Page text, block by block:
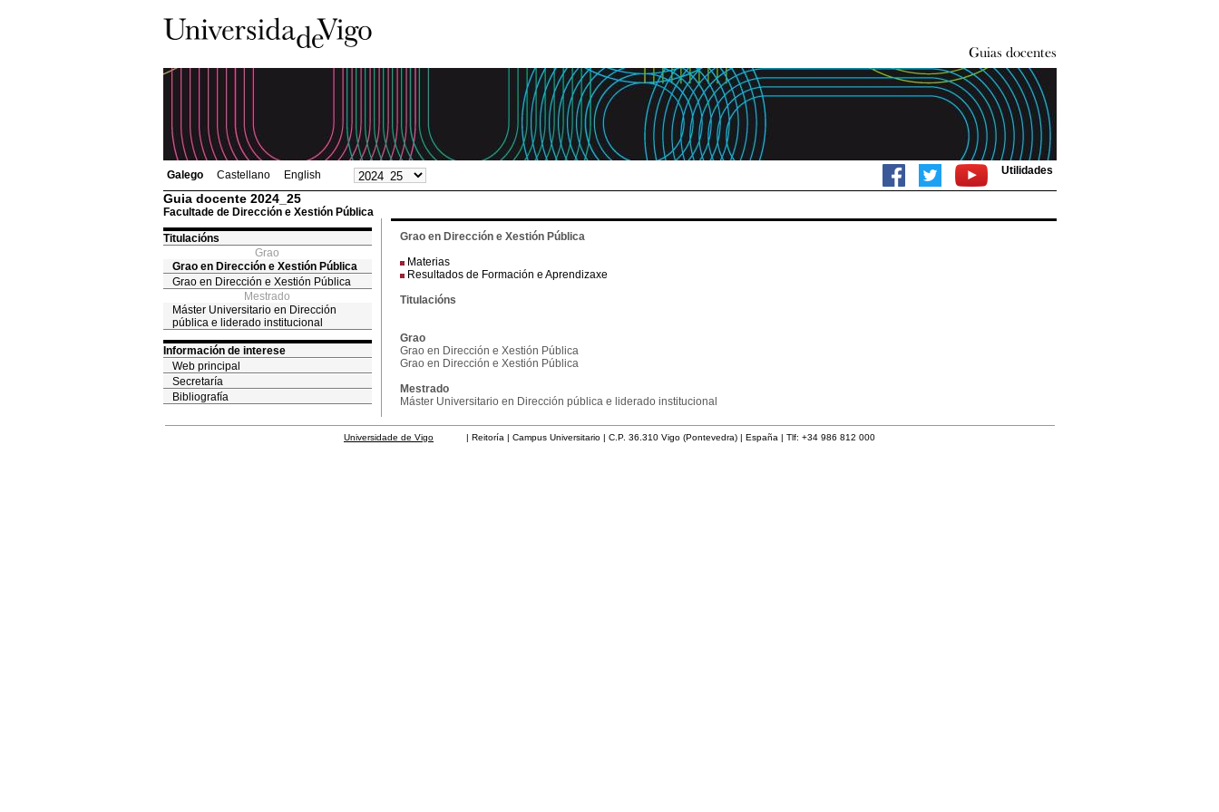
Galego Castellano English Utilidades
Guia docente 2024_25
Facultade de Dirección e Xestión Pública
Titulacións
Grao
Grao en Dirección e Xestión Pública
Grao en Dirección e Xestión Pública
Mestrado
Máster Universitario en Dirección
pública e liderado institucional
Información de interese
Web principal
Secretaría
Bibliografía
Grao en Dirección e Xestión Pública
Materias
Resultados de Formación e Aprendizaxe
Titulacións
Grao
Grao en Dirección e Xestión Pública
Grao en Dirección e Xestión Pública
Mestrado
Máster Universitario en Dirección pública e liderado institucional
Universidade de Vigo | Reitoría | Campus Universitario | C.P. 36.310 Vigo (Pontevedra) | España | Tlf: +34 986 812 000